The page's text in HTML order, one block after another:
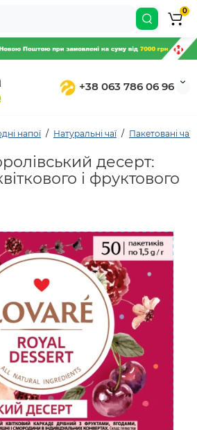
+38 063 786 06 96
0
напої Натуральні чаї Пакетовані чаї
десерт:
і фруктового